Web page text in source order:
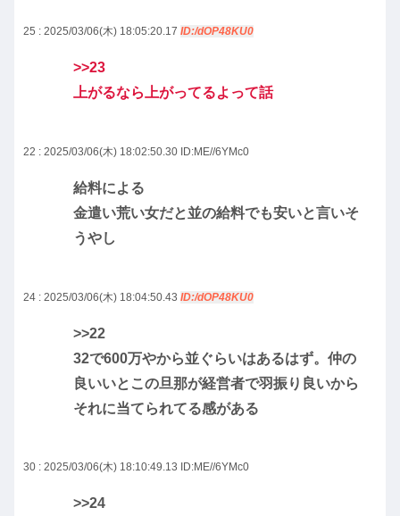
25 : 2025/03/06(木) 18:05:20.17 ID:/dOP48KU0
>>23
上がるなら上がってるよって話
22 : 2025/03/06(木) 18:02:50.30 ID:ME//6YMc0
給料による
金遣い荒い女だと並の給料でも安いと言いそ
うやし
24 : 2025/03/06(木) 18:04:50.43 ID:/dOP48KU0
>>22
32で600万やから並ぐらいはあるはず。仲の
良いいとこの旦那が経営者で羽振り良いから
それに当てられてる感がある
30 : 2025/03/06(木) 18:10:49.13 ID:ME//6YMc0
>>24